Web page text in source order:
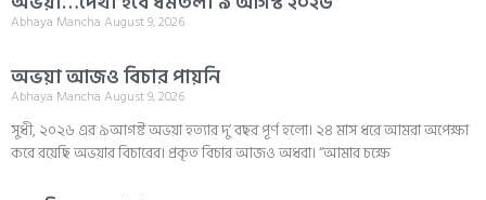
Abhaya Mancha August 9, 2026
অভয়া আজও বিচার পায়নি
Abhaya Mancha August 9, 2026
সুধী, ২০২৬ এর ৯আগষ্ট অভয়া হত্যার দু’ বছর পূর্ণ হলো। ২৪ মাস ধরে আমরা অপেক্ষা
করে রয়েছি অভয়ার বিচারের। প্রকৃত বিচার আজও অধরা। “আমার চক্ষে